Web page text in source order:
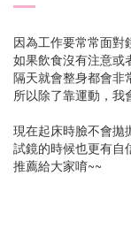
因為工作要常常面對
如果飲食沒有注意或
隔天就會整身都會非
所以除了靠運動，我
現在起床時臉不會拋
試鏡的時候也更有自
推薦給大家唷~~